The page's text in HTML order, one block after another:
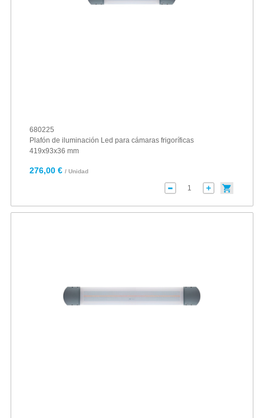
680225
Plafón de iluminación Led para cámaras frigoríficas
419x93x36 mm
276,00 € / Unidad